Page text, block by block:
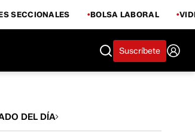
SECCIONALES BOLSA LABORAL
Suscríbete
DEL DÍA